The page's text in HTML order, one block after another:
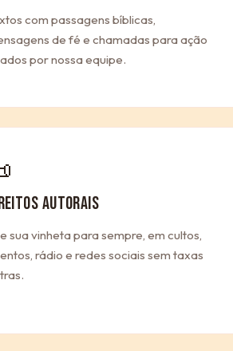
com passagens bíblicas,
de fé e chamadas para ação
por nossa equipe.
AUTORAIS
sua vinheta para sempre, em cultos,
rádio e redes sociais sem taxas